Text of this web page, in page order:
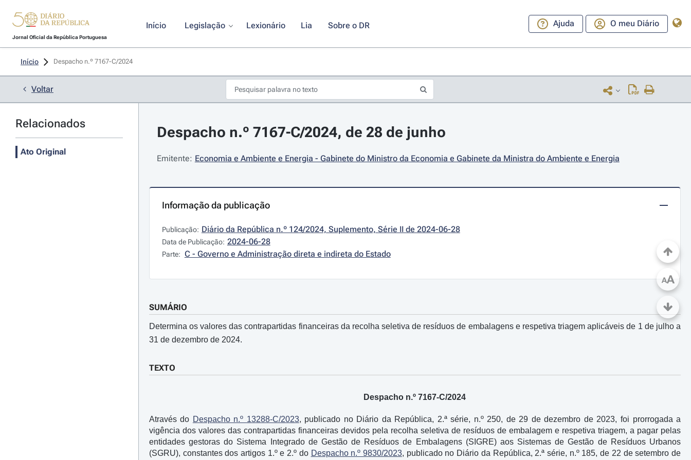
Jornal Oficial da República Portuguesa
Início Legislação Lexionário Lia Sobre o DR Ajuda O meu Diário
Início Despacho n.º 7167-C/2024
Voltar
Relacionados
Ato Original
Despacho n.º 7167-C/2024, de 28 de junho
Emitente: Economia e Ambiente e Energia - Gabinete do Ministro da Economia e Gabinete da Ministra do Ambiente e Energia
Informação da publicação
Publicação: Diário da República n.º 124/2024, Suplemento, Série II de 2024-06-28
Data de Publicação: 2024-06-28
Parte: C - Governo e Administração direta e indireta do Estado
SUMÁRIO
Determina os valores das contrapartidas financeiras da recolha seletiva de resíduos de embalagens e respetiva triagem aplicáveis de 1 de julho a
31 de dezembro de 2024.
TEXTO
Despacho n.º 7167-C/2024
Através do Despacho n.º 13288-C/2023, publicado no Diário da República, 2.ª série, n.º 250, de 29 de dezembro de 2023, foi prorrogada a
vigência dos valores das contrapartidas financeiras devidos pela recolha seletiva de resíduos de embalagem e respetiva triagem, a pagar pelas
entidades gestoras do Sistema Integrado de Gestão de Resíduos de Embalagens (SIGRE) aos Sistemas de Gestão de Resíduos Urbanos
(SGRU), constantes dos artigos 1.º e 2.º do Despacho n.º 9830/2023, publicado no Diário da República, 2.ª série, n.º 185, de 22 de setembro de
AA